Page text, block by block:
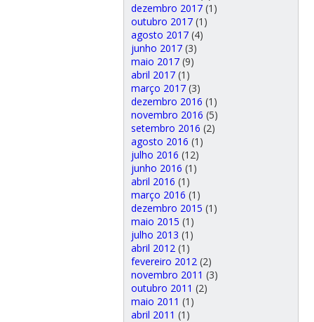
dezembro 2017(1)
outubro 2017(1)
agosto 2017(4)
junho 2017(3)
maio 2017(9)
abril 2017(1)
março 2017(3)
dezembro 2016 (1)
novembro 2016 (5)
setembro 2016 (2)
agosto 2016 (1)
julho 2016 (12)
junho 2016 (1)
abril 2016 (1)
março 2016 (1)
dezembro 2015 (1)
maio 2015 (1)
julho 2013 (1)
abril 2012 (1)
fevereiro 2012 (2)
novembro 2011 (3)
outubro 2011 (2)
maio 2011 (1)
abril 2011 (1)